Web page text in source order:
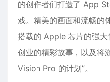
的创作者们打造了 App
戏。精美的画面和流畅的
搭载的 Apple 芯片的强大
创业的精彩故事，以及将
Vision Pro 的计划”。